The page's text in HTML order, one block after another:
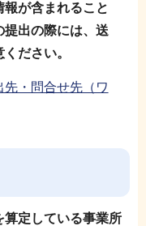
が含まれること
提出の際には、送
ださい。
先・問合せ先（ワ
算定している事業所